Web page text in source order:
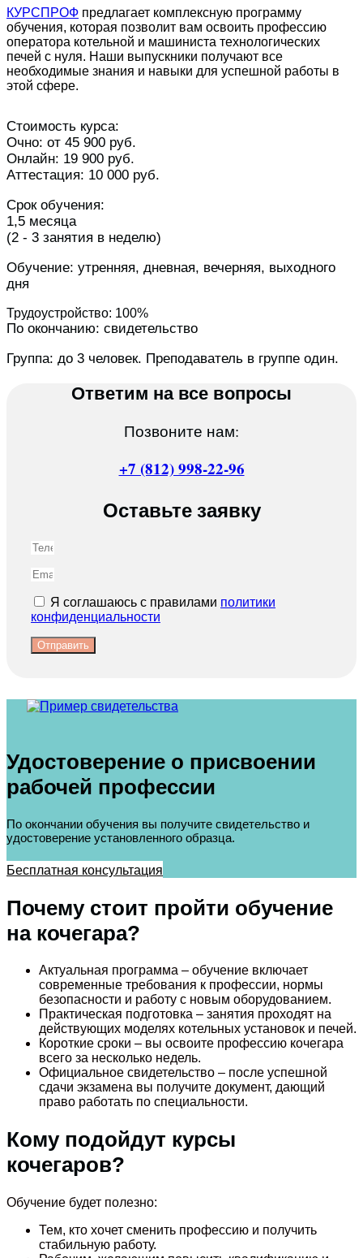
КУРСПРОФ предлагает комплексную программу
обучения, которая позволит вам освоить профессию
оператора котельной и машиниста технологических
печей с нуля. Наши выпускники получают все
необходимые знания и навыки для успешной работы в
этой сфере.
Стоимость курса:
Очно: от 45 900 руб.
Онлайн: 19 900 руб.
Аттестация: 10 000 руб.
Срок обучения:
1,5 месяца
(2 - 3 занятия в неделю)
Обучение: утренняя, дневная, вечерняя, выходного
дня
Трудоустройство: 100%
По окончанию: свидетельство
Группа: до 3 человек. Преподаватель в группе один.
Ответим на все вопросы
Позвоните нам:
+7 (812) 998-22-96
Оставьте заявку
Я соглашаюсь с правилами политики
конфиденциальности
Отправить
Удостоверение о присвоении
рабочей профессии
По окончании обучения вы получите свидетельство и
удостоверение установленного образца.
Бесплатная консультация
Почему стоит пройти обучение
на кочегара?
Актуальная программа – обучение включает
современные требования к профессии, нормы
безопасности и работу с новым оборудованием.
Практическая подготовка – занятия проходят на
действующих моделях котельных установок и печей.
Короткие сроки – вы освоите профессию кочегара
всего за несколько недель.
Официальное свидетельство – после успешной
сдачи экзамена вы получите документ, дающий
право работать по специальности.
Кому подойдут курсы
кочегаров?
Обучение будет полезно:
Тем, кто хочет сменить профессию и получить
стабильную работу.